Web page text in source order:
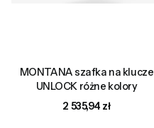
MONTANA szafka na klucze
UNLOCK różne kolory
Cena
2 535,94 zł